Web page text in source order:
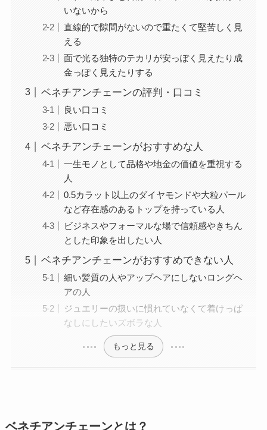
いないから
直線的で隙間がないので重たくて堅苦しく見
える
面で光る独特のテカリが安っぽく見えたり成
金っぽく見えたりする
ベネチアンチェーンの評判・口コミ
良い口コミ
悪い口コミ
ベネチアンチェーンがおすすめな人
一生モノとして品格や地金の価値を重視する
人
0.5カラット以上のダイヤモンドや大粒パール
など存在感のあるトップを持っている人
ビジネスやフォーマルな場で信頼感やきちん
とした印象を出したい人
ベネチアンチェーンがおすすめできない人
細い髪質の人やアップヘアにしないロングヘ
アの人
ジュエリーの扱いに慣れていなくて着けっぱ
なしにしたいズボラな人
もっと見る
ベネチアンチェーンとは？